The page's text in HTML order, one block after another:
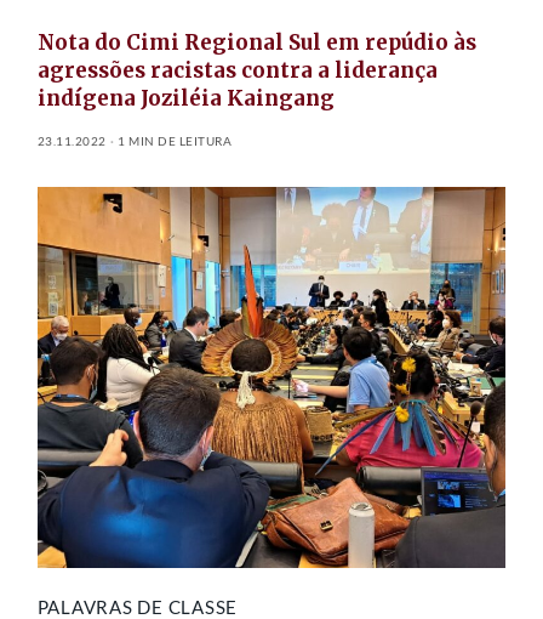
Nota do Cimi Regional Sul em repúdio às
agressões racistas contra a liderança
indígena Joziléia Kaingang
23.11.2022 1 MIN DE LEITURA
PALAVRAS DE CLASSE